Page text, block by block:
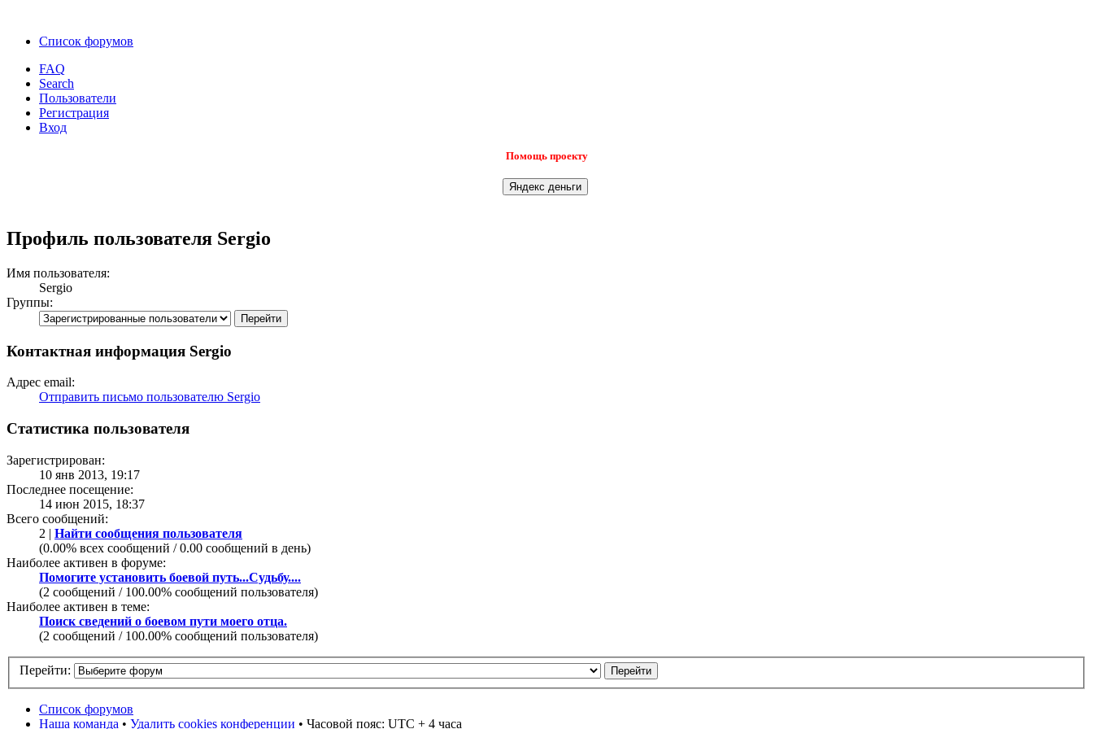
Список форумов
FAQ
Search
Пользователи
Регистрация
Вход
Помощь проекту
Профиль пользователя Sergio
Имя пользователя:
Sergio
Группы:
Контактная информация Sergio
Адрес email:
Отправить письмо пользователю Sergio
Статистика пользователя
Зарегистрирован:
10 янв 2013, 19:17
Последнее посещение:
14 июн 2015, 18:37
Всего сообщений:
2 | Найти сообщения пользователя
(0.00% всех сообщений / 0.00 сообщений в день)
Наиболее активен в форуме:
Помогите установить боевой путь...Судьбу....
(2 сообщений / 100.00% сообщений пользователя)
Наиболее активен в теме:
Поиск сведений о боевом пути моего отца.
(2 сообщений / 100.00% сообщений пользователя)
Перейти:
Список форумов
Наша команда • Удалить cookies конференции • Часовой пояс: UTC + 4 часа